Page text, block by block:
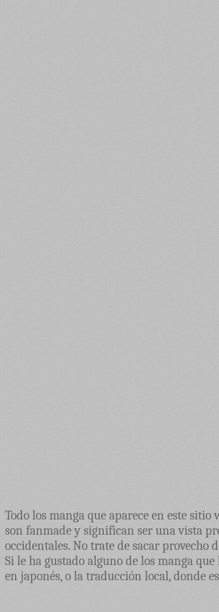
Todo los manga que aparece en este
son fanmade y significan ser una vista
occidentales. No trate de sacar provecho
Si le ha gustado alguno de los manga
en japonés, o la traducción local, donde